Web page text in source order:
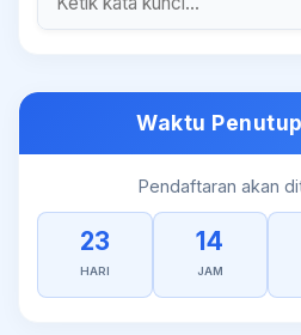
Waktu
Pendaftaran akan
23
HARI
14
JAM